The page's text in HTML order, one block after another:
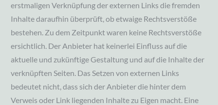
erstmaligen Verknüpfung der externen Links die fremden
Inhalte daraufhin überprüft, ob etwaige Rechtsverstöße
bestehen. Zu dem Zeitpunkt waren keine Rechtsverstöße
ersichtlich. Der Anbieter hat keinerlei Einfluss auf die
aktuelle und zukünftige Gestaltung und auf die Inhalte der
verknüpften Seiten. Das Setzen von externen Links
bedeutet nicht, dass sich der Anbieter die hinter dem
Verweis oder Link liegenden Inhalte zu Eigen macht. Eine